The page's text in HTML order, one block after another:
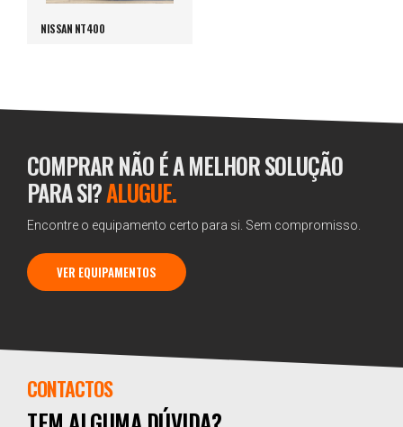
NISSAN NT400
COMPRAR NÃO É A MELHOR SOLUÇÃO
PARA SI?ALUGUE.
Encontre o equipamento certo para si. Sem compromisso.
VER EQUIPAMENTOS
CONTACTOS